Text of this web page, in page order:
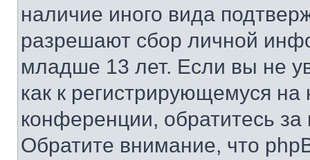
наличие иного вида
разрешают сбор личной
младше 13 лет. Если вы не
как к регистрирующемуся
конференции, обратитесь
Обратите внимание, что